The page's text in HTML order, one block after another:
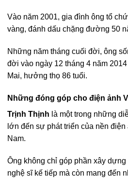
Vào năm 2001, gia đình ông tổ
vàng, đánh dấu chặng đường 50
Những năm tháng cuối đời, ông
đời vào ngày 12 tháng 4 năm
Mai, hưởng thọ 86 tuổi.
Những đóng góp cho điện ảnh
Trịnh Thịnh là một trong những
lớn đến sự phát triển của nền
Nam.
Ông không chỉ góp phần xây
nghệ sĩ kế tiếp mà còn mang đến